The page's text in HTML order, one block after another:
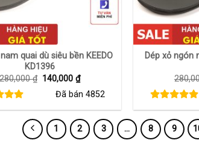
quai dù siêu bền KEEDO
KD1396
280,000₫ Giá
140,000₫Giá
hiện
tại
140,000 ₫.
Đã bán 4852
+
Dép xỏ ngón
1 2 3 … 8 9